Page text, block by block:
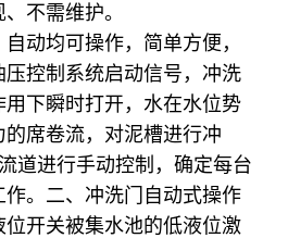
不需维护。
动均可操作，简单方便，
控制系统启动信号，冲洗
用下瞬时打开，水在水位势
席卷流，对泥槽进行冲
道进行手动控制，确定每台
作。二、冲洗门自动式操作
位开关被集水池的低液位激